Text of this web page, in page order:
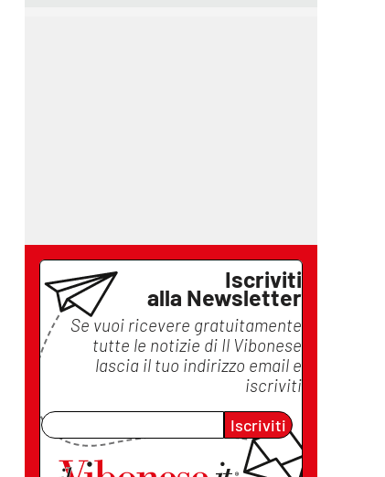
Iscriviti
alla Newsletter
Se vuoi ricevere gratuitamente
tutte le notizie di Il Vibonese
lascia il tuo indirizzo email e
iscriviti
Iscriviti